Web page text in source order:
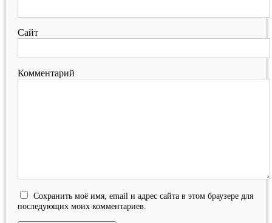
Сайт
Комментарий
Сохранить моё имя, email и адрес сайта в этом браузере для
последующих моих комментариев.